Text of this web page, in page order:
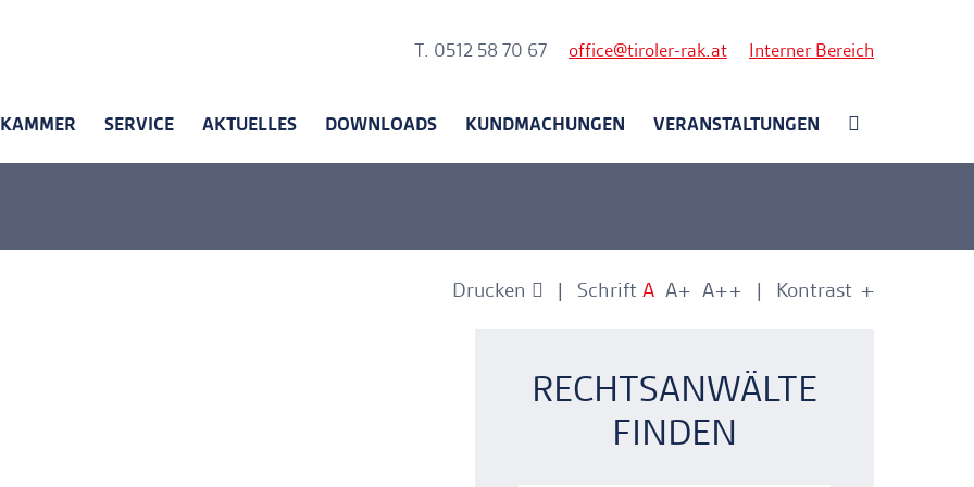
T. 0512 58 70 67 office tiroler-rak.at Interner Bereich
KAMMER SERVICE AKTUELLES DOWNLOADS KUNDMACHUNGEN VERANSTALTUNGEN
Drucken Schrift A A+ A++ Kontrast +
-
RECHTSANWÄLTE
FINDEN